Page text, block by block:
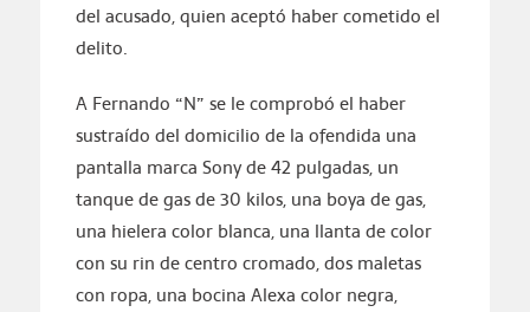
del acusado, quien aceptó haber cometido el
delito.
A Fernando “N” se le comprobó el haber
sustraído del domicilio de la ofendida una
pantalla marca Sony de 42 pulgadas, un
tanque de gas de 30 kilos, una boya de gas,
una hielera color blanca, una llanta de color
con su rin de centro cromado, dos maletas
con ropa, una bocina Alexa color negra,